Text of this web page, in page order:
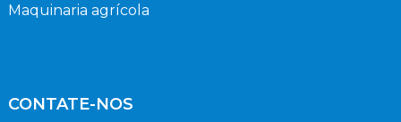
Maquinaria agrícola
CONTATE-NOS